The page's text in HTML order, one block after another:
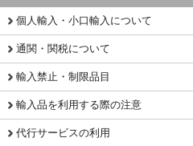
個人輸入・小口輸入について
通関・関税について
輸入禁止・制限品目
輸入品を利用する際の注意
代行サービスの利用